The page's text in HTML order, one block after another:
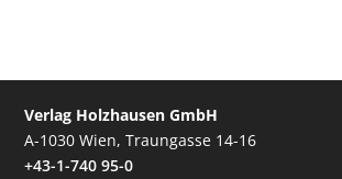
Verlag Holzhausen GmbH
A-1030 Wien, Traungasse 14-16
+43-1-740 95-0